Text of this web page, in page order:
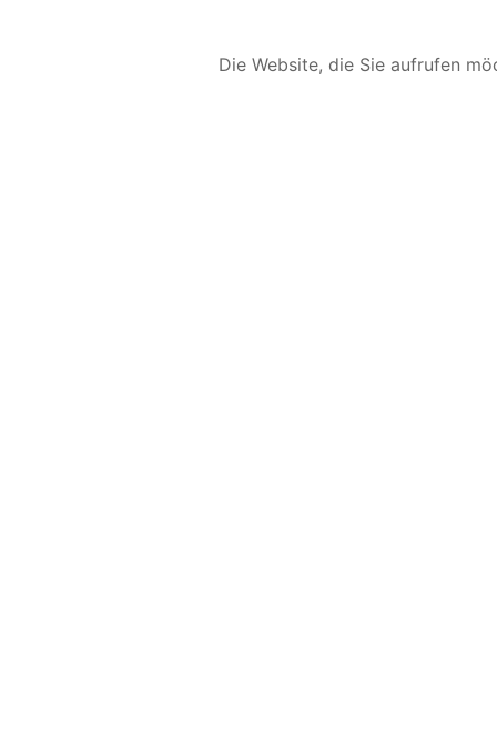
Die Website, die Sie aufrufen